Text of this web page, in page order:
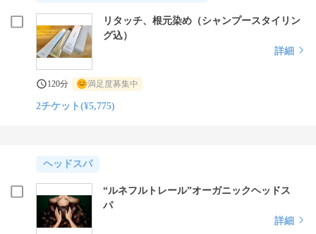
リタッチ、根元染め（シャンプースタイリン
グ込）
詳細
120分 満足度募集中
2チケット(¥5,775)
ヘッドスパ
“ルネフルトレール”オーガニックヘッドス
パ
詳細